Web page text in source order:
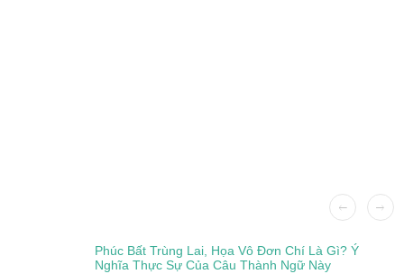
Phúc Bất Trùng Lai, Họa Vô Đơn Chí Là Gì? Ý
Nghĩa Thực Sự Của Câu Thành Ngữ Này